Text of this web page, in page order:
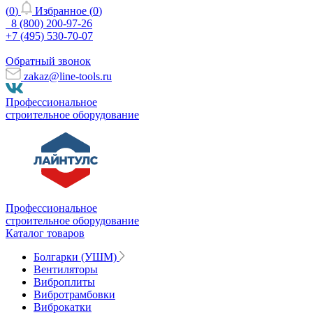
(0) Избранное (0)
8 (800) 200-97-26
+7 (495) 530-70-07
Обратный звонок
zakaz@line-tools.ru
Профессиональное
строительное оборудование
Профессиональное
строительное оборудование
Каталог товаров
Болгарки (УШМ)
Вентиляторы
Виброплиты
Вибротрамбовки
Виброкатки